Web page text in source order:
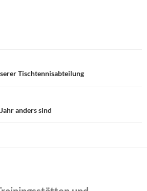
Tischtennisabteilung
anders sind